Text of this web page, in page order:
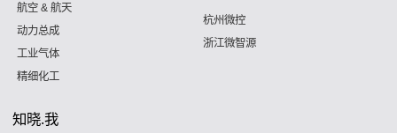
航空 & 航天
动力总成
工业气体
精细化工
杭州微控
浙江微智源
知晓.我